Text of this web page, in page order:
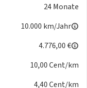
Fußgänger- und
mit
24 Monate
10.000 km/Jahr
4.776,00 €
10,00 Cent/km
4,40 Cent/km